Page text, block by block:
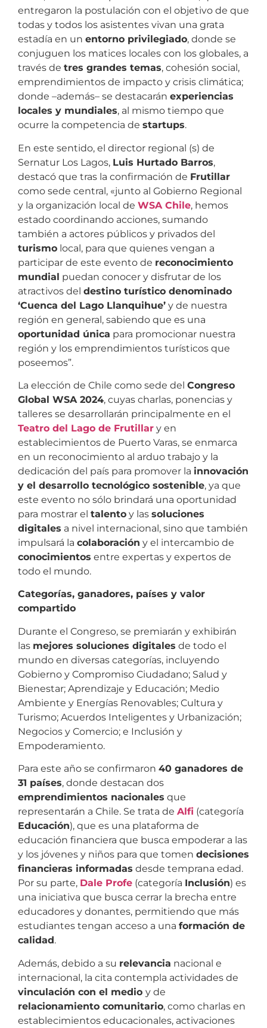
entregaron la postulación con el objetivo de que
todas y todos los asistentes vivan una grata
estadía en un entorno privilegiado, donde se
conjuguen los matices locales con los globales, a
través de tres grandes temas, cohesión social,
emprendimientos de impacto y crisis climática;
donde –además– se destacarán experiencias
locales y mundiales, al mismo tiempo que
ocurre la competencia de startups.
En este sentido, el director regional (s) de
Sernatur Los Lagos, Luis Hurtado Barros,
destacó que tras la confirmación de Frutillar
como sede central, «junto al Gobierno Regional
y la organización local de WSA Chile, hemos
estado coordinando acciones, sumando
también a actores públicos y privados del
turismo local, para que quienes vengan a
participar de este evento de reconocimiento
mundial puedan conocer y disfrutar de los
atractivos del destino turístico denominado
‘Cuenca del Lago Llanquihue’ y de nuestra
región en general, sabiendo que es una
oportunidad única para promocionar nuestra
región y los emprendimientos turísticos que
poseemos”.
La elección de Chile como sede del Congreso
Global WSA 2024, cuyas charlas, ponencias y
talleres se desarrollarán principalmente en el
Teatro del Lago de Frutillar y en
establecimientos de Puerto Varas, se enmarca
en un reconocimiento al arduo trabajo y la
dedicación del país para promover la innovación
y el desarrollo tecnológico sostenible, ya que
este evento no sólo brindará una oportunidad
para mostrar el talento y las soluciones
digitales a nivel internacional, sino que también
impulsará la colaboración y el intercambio de
conocimientos entre expertas y expertos de
todo el mundo.
Categorías, ganadores, países y valor
compartido
Durante el Congreso, se premiarán y exhibirán
las mejores soluciones digitales de todo el
mundo en diversas categorías, incluyendo
Gobierno y Compromiso Ciudadano; Salud y
Bienestar; Aprendizaje y Educación; Medio
Ambiente y Energías Renovables; Cultura y
Turismo; Acuerdos Inteligentes y Urbanización;
Negocios y Comercio; e Inclusión y
Empoderamiento.
Para este año se confirmaron 40 ganadores de
31 países, donde destacan dos
emprendimientos nacionales que
representarán a Chile. Se trata de Alfi (categoría
Educación), que es una plataforma de
educación financiera que busca empoderar a las
y los jóvenes y niños para que tomen decisiones
financieras informadas desde temprana edad.
Por su parte, Dale Profe (categoría Inclusión) es
una iniciativa que busca cerrar la brecha entre
educadores y donantes, permitiendo que más
estudiantes tengan acceso a una formación de
calidad.
Además, debido a su relevancia nacional e
internacional, la cita contempla actividades de
vinculación con el medio y de
relacionamiento comunitario, como charlas en
establecimientos educacionales, activaciones